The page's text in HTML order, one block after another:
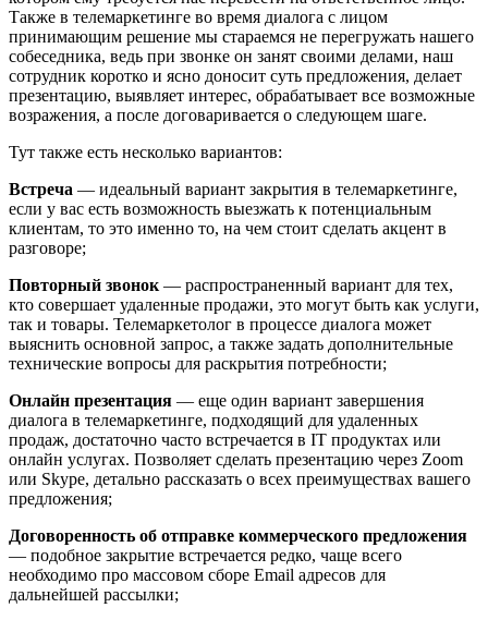
Также в телемаркетинге во время диалога с лицом
принимающим решение мы стараемся не перегружать нашего
собеседника, ведь при звонке он занят своими делами, наш
сотрудник коротко и ясно доносит суть предложения, делает
презентацию, выявляет интерес, обрабатывает все возможные
возражения, а после договаривается о следующем шаге.
Тут также есть несколько вариантов:
Встреча — идеальный вариант закрытия в телемаркетинге,
если у вас есть возможность выезжать к потенциальным
клиентам, то это именно то, на чем стоит сделать акцент в
разговоре;
Повторный звонок — распространенный вариант для тех,
кто совершает удаленные продажи, это могут быть как услуги,
так и товары. Телемаркетолог в процессе диалога может
выяснить основной запрос, а также задать дополнительные
технические вопросы для раскрытия потребности;
Онлайн презентация — еще один вариант завершения
диалога в телемаркетинге, подходящий для удаленных
продаж, достаточно часто встречается в IT продуктах или
онлайн услугах. Позволяет сделать презентацию через Zoom
или Skype, детально рассказать о всех преимуществах вашего
предложения;
Договоренность об отправке коммерческого предложения
— подобное закрытие встречается редко, чаще всего
необходимо про массовом сборе Email адресов для
дальнейшей рассылки;